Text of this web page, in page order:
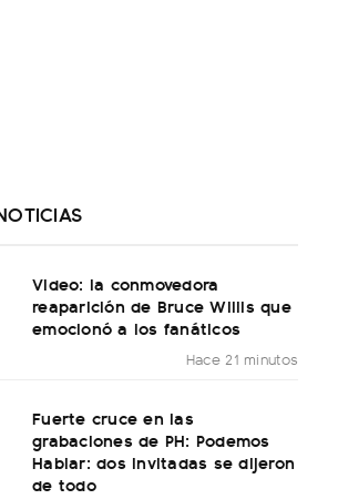
Video: la conmovedora
reaparición de Bruce Willis que
emocionó a los fanáticos
Hace 21 minutos
Fuerte cruce en las
grabaciones de PH: Podemos
Hablar: dos invitadas se dijeron
de todo